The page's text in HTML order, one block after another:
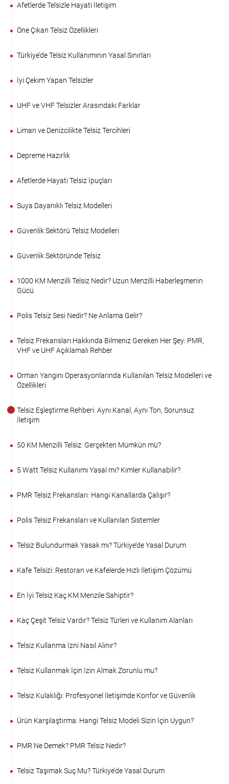
Afetlerde Telsizle Hayati İletişim
Öne Çıkan Telsiz Özellikleri
Türkiye’de Telsiz Kullanımının Yasal Sınırları
İyi Çekim Yapan Telsizler
UHF ve VHF Telsizler Arasındaki Farklar
Liman ve Denizcilikte Telsiz Tercihleri
Depreme Hazırlık
Afetlerde Hayati Telsiz İpuçları
Suya Dayanıklı Telsiz Modelleri
Güvenlik Sektörü Telsiz Modelleri
Güvenlik Sektöründe Telsiz
1000 KM Menzilli Telsiz Nedir? Uzun Menzilli Haberleşmenin
Gücü
Polis Telsiz Sesi Nedir? Ne Anlama Gelir?
Telsiz Frekansları Hakkında Bilmeniz Gereken Her Şey: PMR,
VHF ve UHF Açıklamalı Rehber
Orman Yangını Operasyonlarında Kullanılan Telsiz Modelleri ve
Özellikleri
Telsiz Eşleştirme Rehberi: Aynı Kanal, Aynı Ton, Sorunsuz
İletişim
50 KM Menzilli Telsiz: Gerçekten Mümkün mü?
5 Watt Telsiz Kullanımı Yasal mı? Kimler Kullanabilir?
PMR Telsiz Frekansları: Hangi Kanallarda Çalışır?
Polis Telsiz Frekansları ve Kullanılan Sistemler
Telsiz Bulundurmak Yasak mı? Türkiye’de Yasal Durum
Kafe Telsizi: Restoran ve Kafelerde Hızlı İletişim Çözümü
En İyi Telsiz Kaç KM Menzile Sahiptir?
Kaç Çeşit Telsiz Vardır? Telsiz Türleri ve Kullanım Alanları
Telsiz Kullanma İzni Nasıl Alınır?
Telsiz Kullanmak İçin İzin Almak Zorunlu mu?
Telsiz Kulaklığı: Profesyonel İletişimde Konfor ve Güvenlik
Ürün Karşılaştırma: Hangi Telsiz Modeli Sizin İçin Uygun?
PMR Ne Demek? PMR Telsiz Nedir?
Telsiz Taşımak Suç Mu? Türkiye’de Yasal Durum